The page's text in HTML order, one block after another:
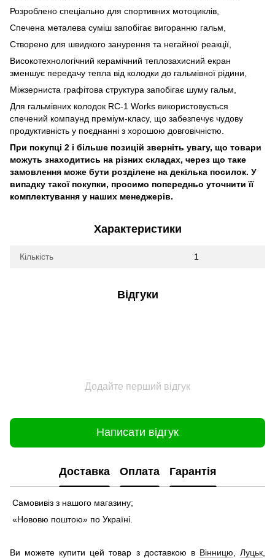
Розроблено спеціально для спортивних мотоциклів,
Спечена металева суміш запобігає вигоранню гальм,
Створено для швидкого занурення та негайної реакції,
Високотехнологічний керамічний теплозахисний екран
зменшує передачу тепла від колодки до гальмівної рідини,
Міжзерниста графітова структура запобігає шуму гальм,
Для гальмівних колодок RC-1 Works використовується
спечений компаунд преміум-класу, що забезпечує чудову
продуктивність у поєднанні з хорошою довговічністю.
При покупці 2 і більше позицій зверніть увагу, що товари
можуть знаходитись на різних складах, через що таке
замовлення може бути розділене на декілька посилок. У
випадку такої покупки, просимо попередньо уточнити її
комплектування у наших менеджерів.
Характеристики
Кількість 1
Відгуки
Додайте перший відгук
Написати відгук
Доставка Оплата Гарантія
Самовивіз з нашого магазину;
«Нововю поштою» по Україні.
Ви можете купити цей товар з доставкою в Вінницю ,Луцьк